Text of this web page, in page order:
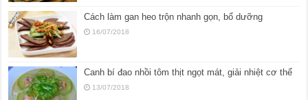
Cách làm gan heo trộn nhanh gọn, bổ dưỡng
16/07/2018
Canh bí đao nhồi tôm thịt ngọt mát, giải nhiệt cơ thể
13/07/2018